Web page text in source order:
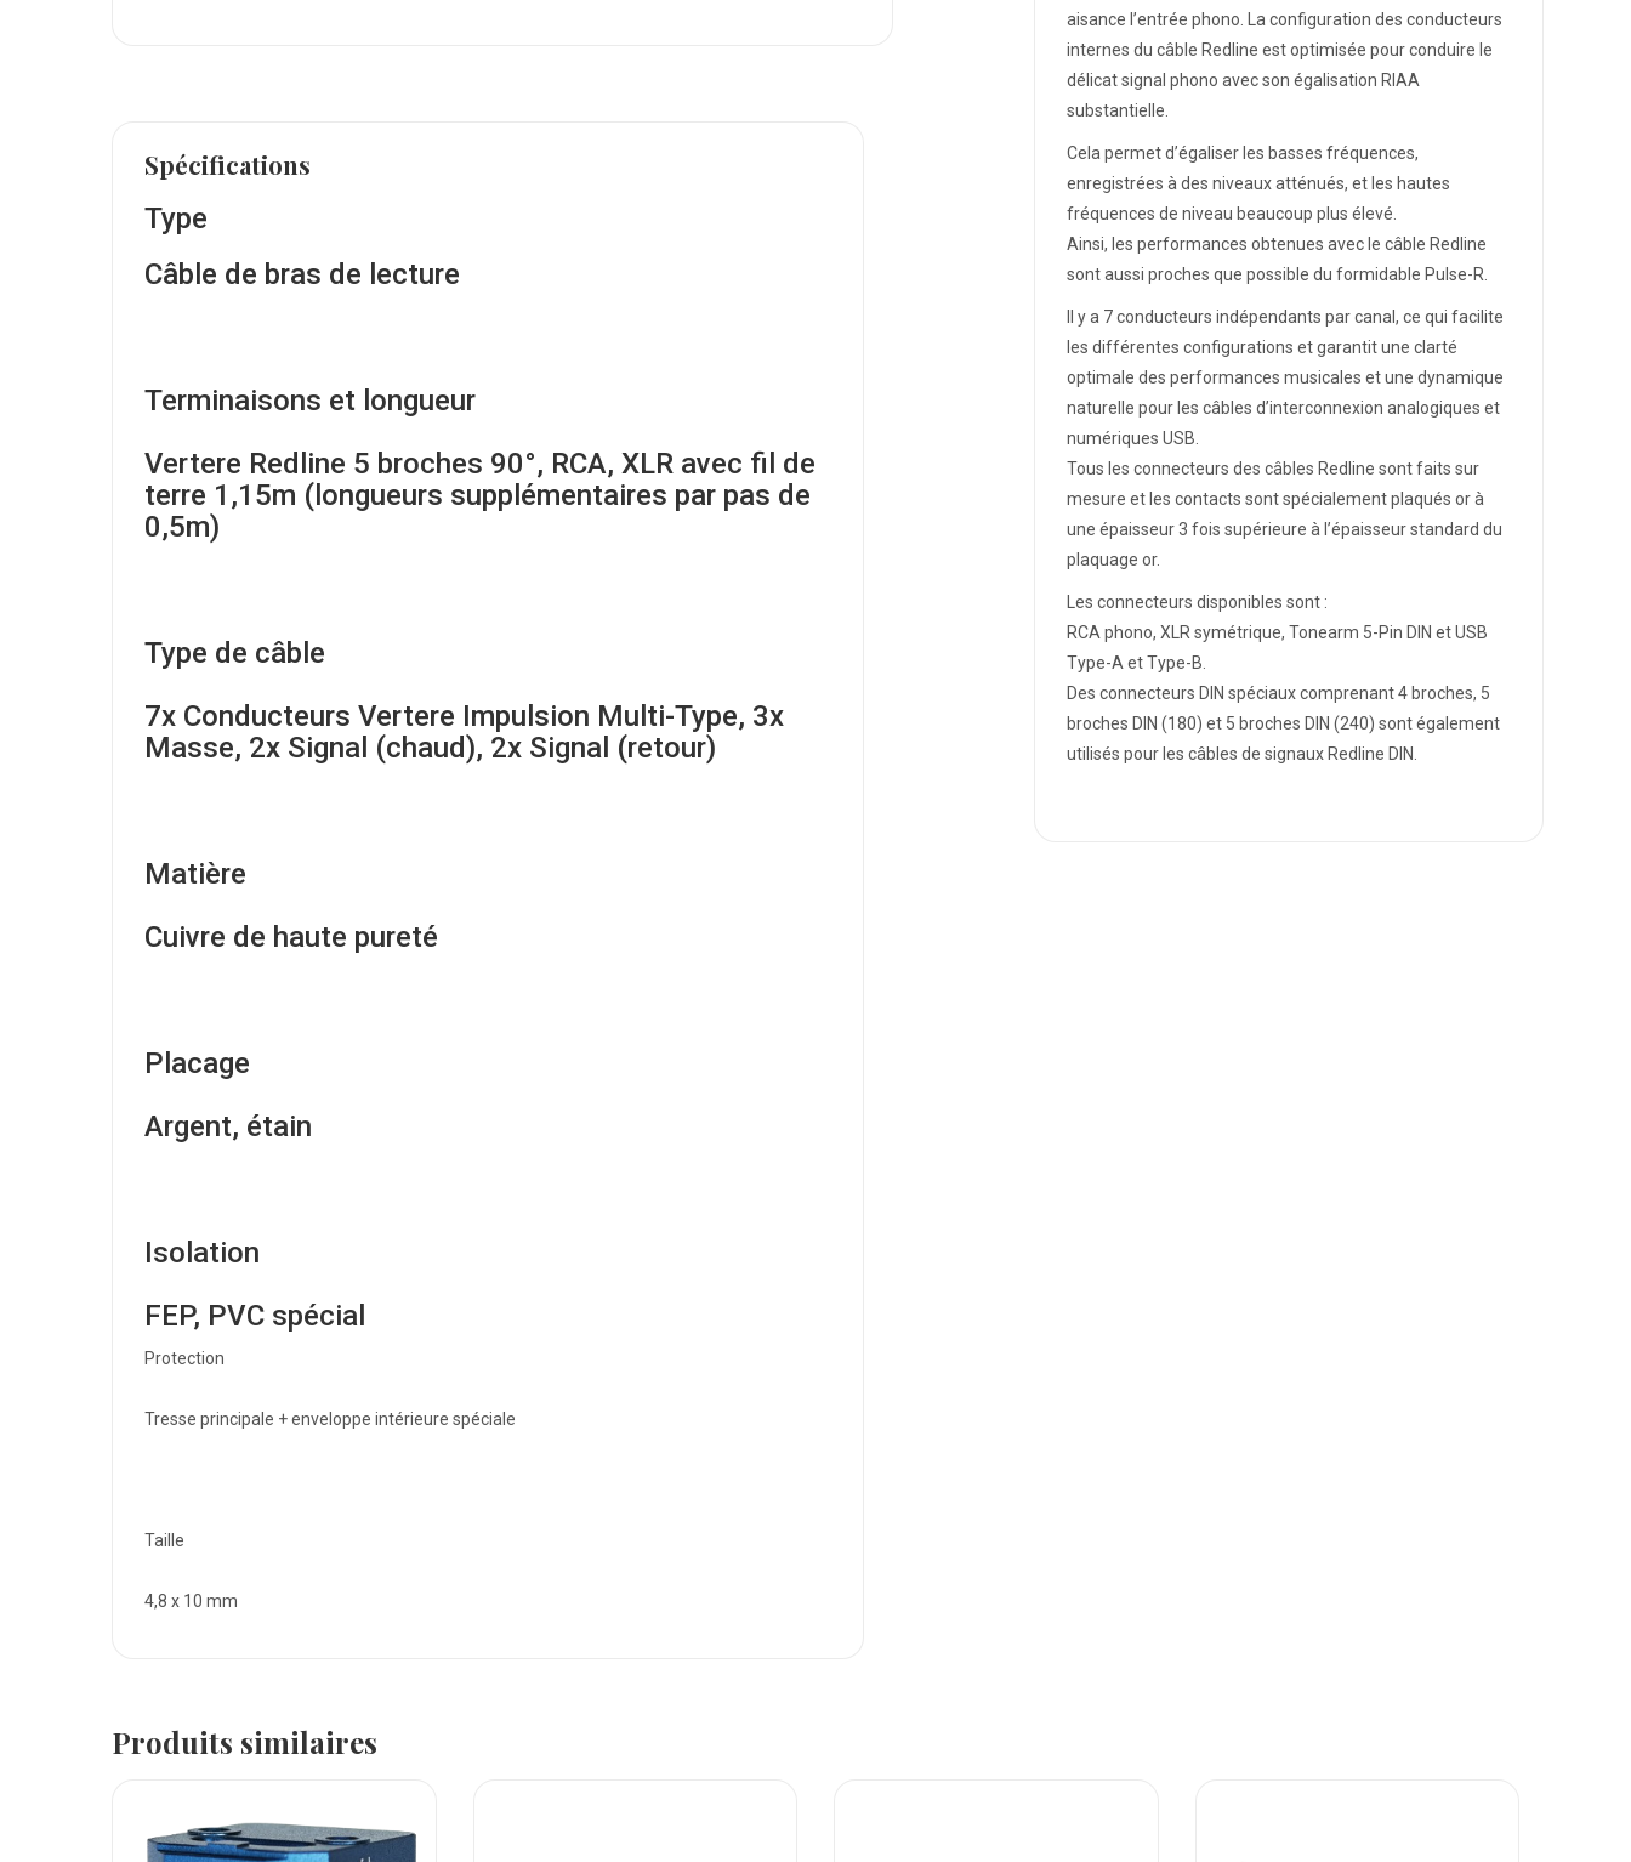
Spécifications
Type
Câble de bras de lecture
Terminaisons et longueur
Vertere Redline 5 broches 90°, RCA, XLR avec fil de
terre 1,15m (longueurs supplémentaires par pas de
0,5m)
Type de câble
7x Conducteurs Vertere Impulsion Multi-Type, 3x
Masse, 2x Signal (chaud), 2x Signal (retour)
Matière
Cuivre de haute pureté
Placage
Argent, étain
Isolation
FEP, PVC spécial
Protection
Tresse principale + enveloppe intérieure spéciale
Taille
4,8 x 10 mm
aisance l’entrée phono. La configuration des conducteurs
internes du câble Redline est optimisée pour conduire le
délicat signal phono avec son égalisation RIAA
substantielle.
Cela permet d’égaliser les basses fréquences,
enregistrées à des niveaux atténués, et les hautes
fréquences de niveau beaucoup plus élevé.
Ainsi, les performances obtenues avec le câble Redline
sont aussi proches que possible du formidable Pulse-R.
Il y a 7 conducteurs indépendants par canal, ce qui facilite
les différentes configurations et garantit une clarté
optimale des performances musicales et une dynamique
naturelle pour les câbles d’interconnexion analogiques et
numériques USB.
Tous les connecteurs des câbles Redline sont faits sur
mesure et les contacts sont spécialement plaqués or à
une épaisseur 3 fois supérieure à l’épaisseur standard du
plaquage or.
Les connecteurs disponibles sont :
RCA phono, XLR symétrique, Tonearm 5-Pin DIN et USB
Type-A et Type-B.
Des connecteurs DIN spéciaux comprenant 4 broches, 5
broches DIN (180) et 5 broches DIN (240) sont également
utilisés pour les câbles de signaux Redline DIN.
Produits similaires